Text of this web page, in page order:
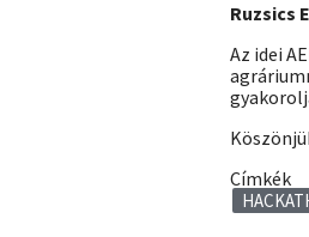
Ruzsics
Az idei
Címkék